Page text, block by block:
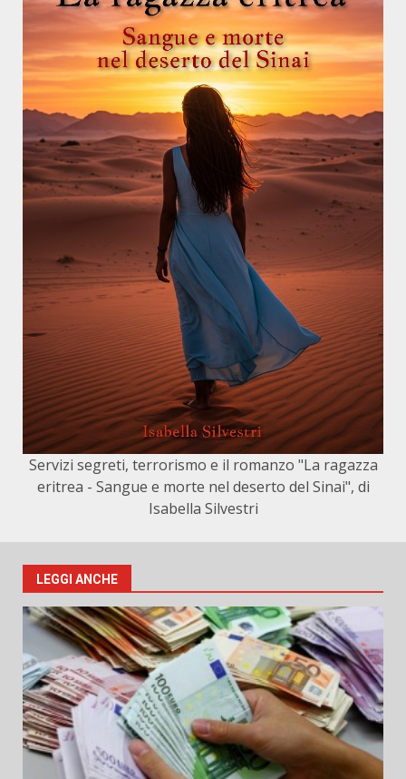
Servizi segreti, terrorismo e il romanzo "La ragazza
eritrea - Sangue e morte nel deserto del Sinai", di
Isabella Silvestri
LEGGI ANCHE